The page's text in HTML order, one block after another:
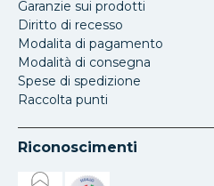
Garanzie sui prodotti
Diritto di recesso
Modalita di pagamento
Modalità di consegna
Spese di spedizione
Raccolta punti
Riconoscimenti